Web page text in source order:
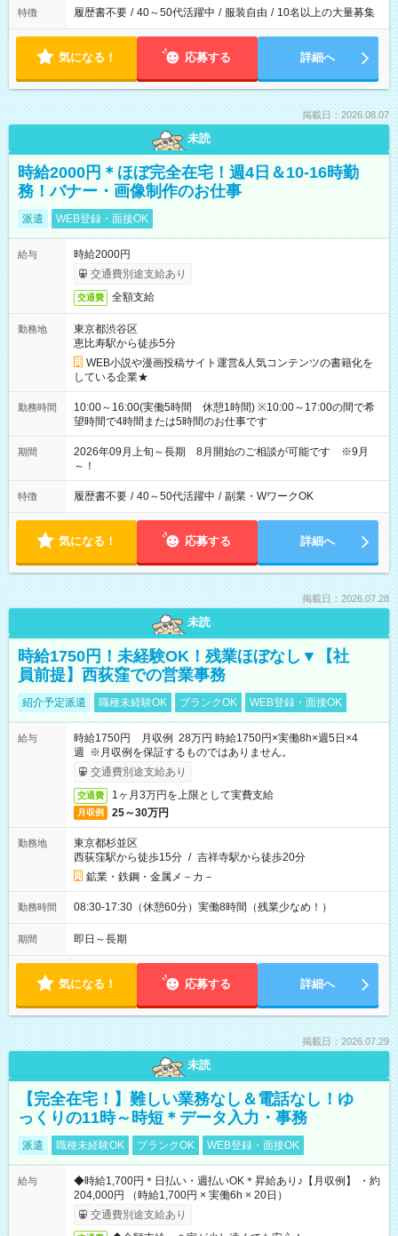
特徴 履歴書不要 / 40～50代活躍中 / 服装自由 / 10名以上の大量募集
気になる！ 応募する 詳細へ
掲載日：2026.08.07
未読
時給2000円＊ほぼ完全在宅！週4日＆10-16時勤
務！バナー・画像制作のお仕事
派遣 WEB登録・面接OK
給与
時給2000円
交通費別途支給あり
交通費 全額支給
勤務地
東京都渋谷区
恵比寿駅から徒歩5分
WEB小説や漫画投稿サイト運営&人気コンテンツの書籍化を
している企業★
勤務時間
10:00～16:00(実働5時間 休憩1時間) ※10:00～17:00の間で希
望時間で4時間または5時間のお仕事です
期間
2026年09月上旬～長期 8月開始のご相談が可能です ※9月
～！
特徴 履歴書不要 / 40～50代活躍中 / 副業・WワークOK
気になる！ 応募する 詳細へ
掲載日：2026.07.28
未読
時給1750円！未経験OK！残業ほぼなし▼【社
員前提】西荻窪での営業事務
紹介予定派遣 職種未経験OK ブランクOK WEB登録・面接OK
給与
時給1750円 月収例 28万円 時給1750円×実働8h×週5日×4
週 ※月収例を保証するものではありません。
交通費別途支給あり
交通費 1ヶ月3万円を上限として実費支給
月収例 25～30万円
勤務地
東京都杉並区
西荻窪駅から徒歩15分 / 吉祥寺駅から徒歩20分
鉱業・鉄鋼・金属メ－カ－
勤務時間 08:30-17:30（休憩60分）実働8時間（残業少なめ！）
期間 即日～長期
気になる！ 応募する 詳細へ
掲載日：2026.07.29
未読
【完全在宅！】難しい業務なし＆電話なし！ゆ
っくりの11時～時短＊データ入力・事務
派遣 職種未経験OK ブランクOK WEB登録・面接OK
給与
◆時給1,700円＊日払い・週払いOK＊昇給あり♪【月収例】 ・約
204,000円 （時給1,700円 × 実働6h × 20日）
交通費別途支給あり